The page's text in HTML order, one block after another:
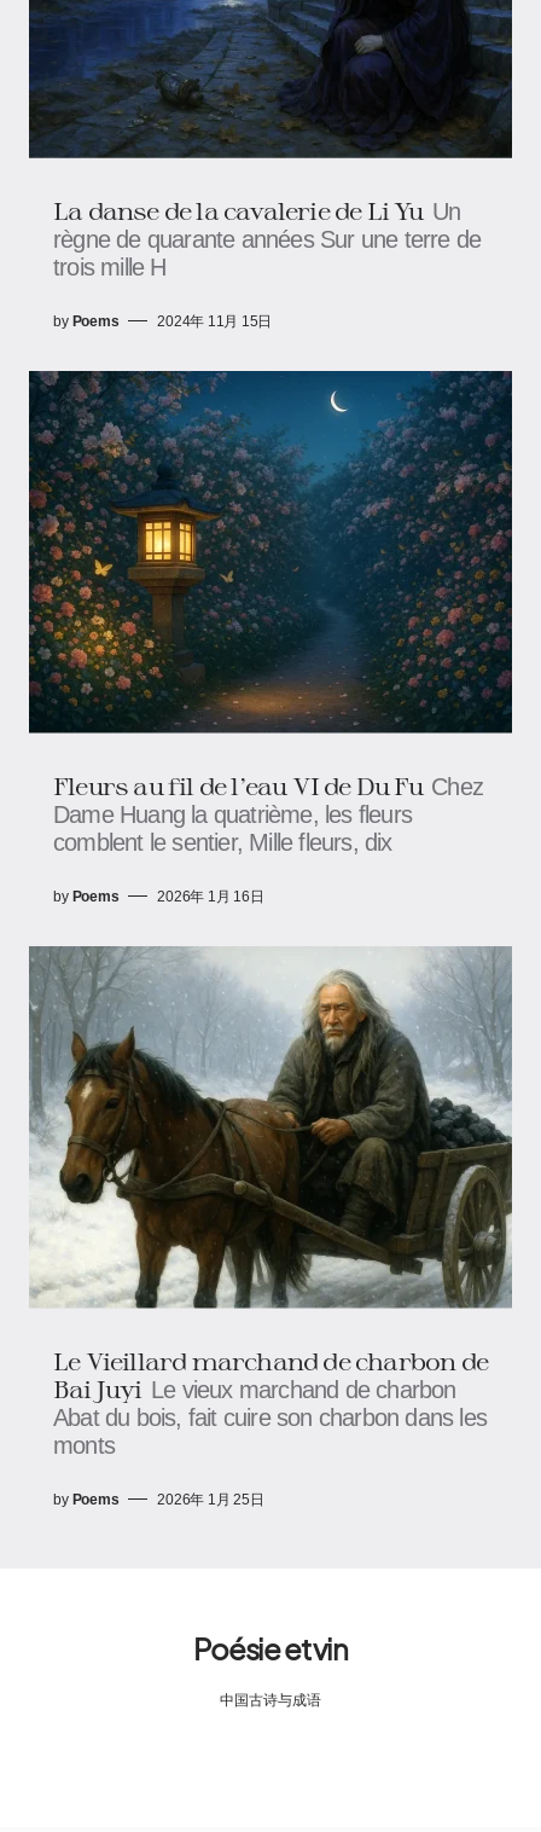
La danse de la cavalerie de Li Yu Un
règne de quarante années Sur une terre de
trois mille H
by Poems 2024年 11月 15日
Fleurs au fil de l’eau VI de Du Fu Chez
Dame Huang la quatrième, les fleurs
comblent le sentier, Mille fleurs, dix
by Poems 2026年 1月 16日
Le Vieillard marchand de charbon de
Bai Juyi Le vieux marchand de charbon
Abat du bois, fait cuire son charbon dans les
monts
by Poems 2026年 1月 25日
Poésie et vin
中国古诗与成语